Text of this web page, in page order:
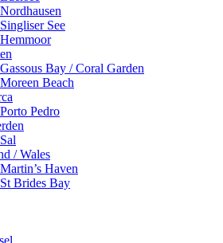
Nordhausen
Singliser See
Hemmoor
Gassous Bay / Coral Garden
Moreen Beach
Porto Pedro
Sal
/ Wales
Martin’s Haven
St Brides Bay